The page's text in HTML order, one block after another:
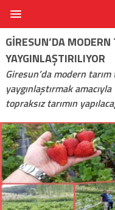
GIRESUN’DA
YAYGINLAŞTIRILIYOR
Giresun’da modern
yaygınlaştırmak
topraksız tarımın